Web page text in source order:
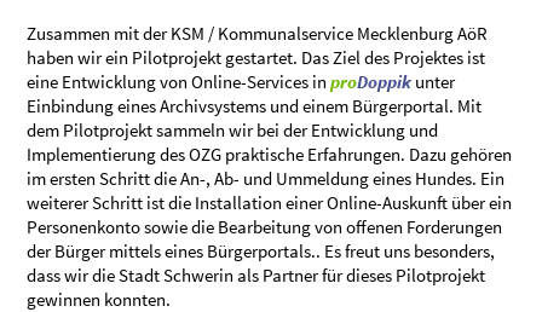
Zusammen mit der KSM / Kommunalservice Mecklenburg AöR
haben wir ein Pilotprojekt gestartet. Das Ziel des Projektes ist
eine Entwicklung von Online-Services inproDoppik unter
Einbindung eines Archivsystems und einem Bürgerportal. Mit
dem Pilotprojekt sammeln wir bei der Entwicklung und
Implementierung des OZG praktische Erfahrungen. Dazu gehören
im ersten Schritt die An-, Ab- und Ummeldung eines Hundes. Ein
weiterer Schritt ist die Installation einer Online-Auskunft über ein
Personenkonto sowie die Bearbeitung von offenen Forderungen
der Bürger mittels eines Bürgerportals.. Es freut uns besonders,
dass wir die Stadt Schwerin als Partner für dieses Pilotprojekt
gewinnen konnten.